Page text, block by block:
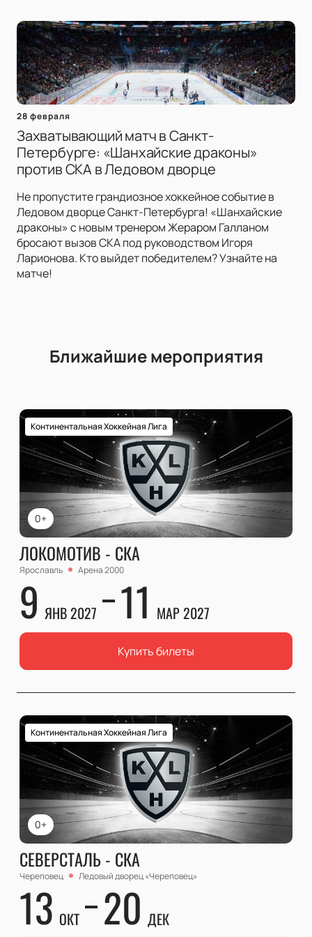
28 февраля
Захватывающий матч в Санкт-
Петербурге: «Шанхайские драконы»
против СКА в Ледовом дворце
Не пропустите грандиозное хоккейное событие в
Ледовом дворце Санкт-Петербурга! «Шанхайские
драконы» с новым тренером Жераром Галланом
бросают вызов СКА под руководством Игоря
Ларионова. Кто выйдет победителем? Узнайте на
матче!
Ближайшие мероприятия
0+
Континентальная Хоккейная Лига
ЛОКОМОТИВ - СКА
Ярославль Арена 2000
9 ЯНВ 2027 11 МАР 2027
Купить билеты
0+
Континентальная Хоккейная Лига
СЕВЕРСТАЛЬ - СКА
Череповец Ледовый дворец «Череповец»
13 ОКТ 20 ДЕК